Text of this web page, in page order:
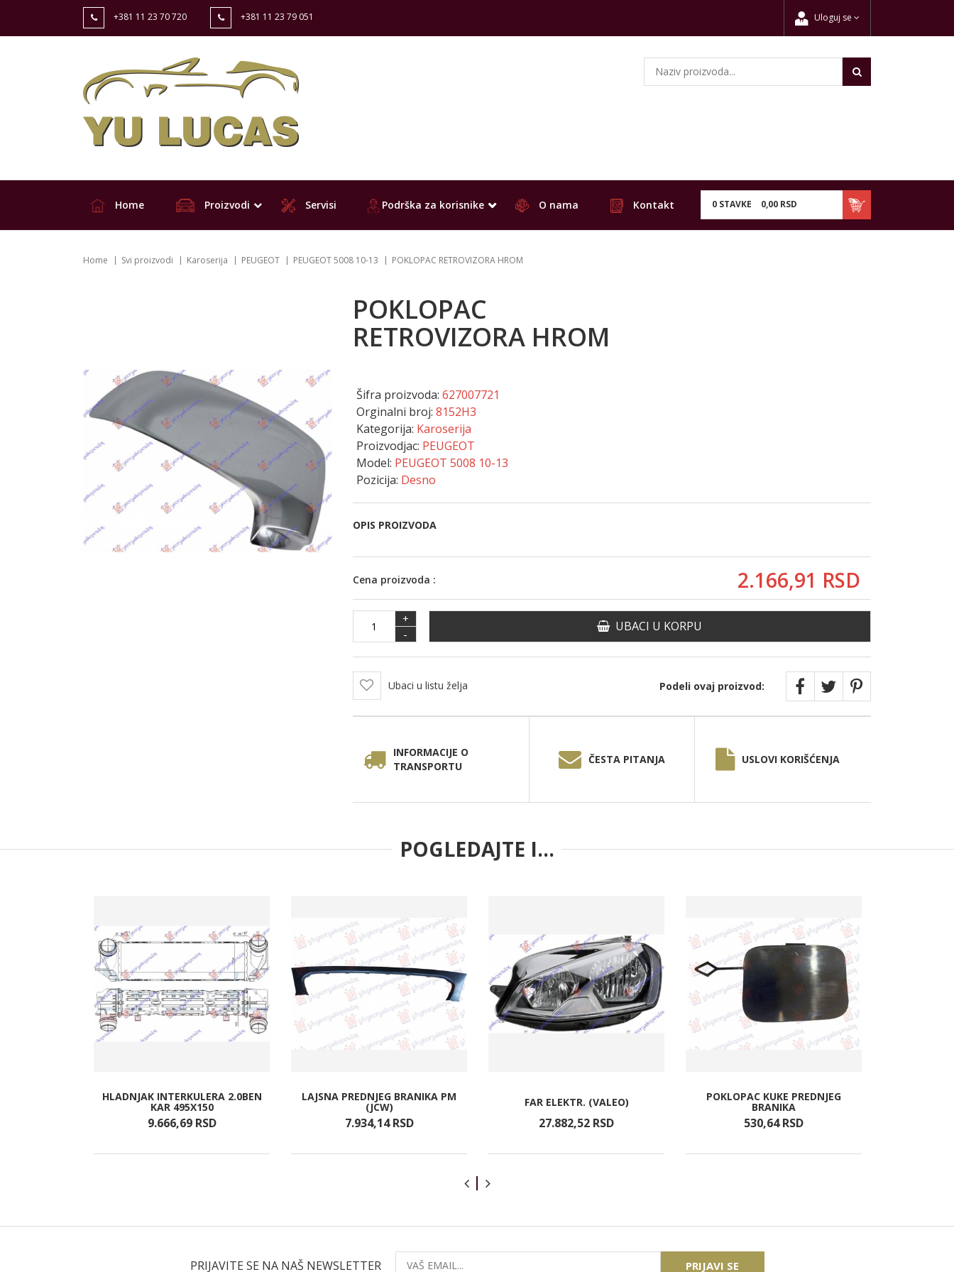
+381 11 23 70 720 +381 11 23 79 051 Uloguj se
0 STAVKE 0,00 RSD
Home Proizvodi Servisi Podrška za korisnike O nama Kontakt
Home Svi proizvodi Karoserija PEUGEOT PEUGEOT 5008 10-13 POKLOPAC RETROVIZORA HROM
POKLOPAC
RETROVIZORA HROM
Šifra proizvoda: 627007721
Orginalni broj: 8152H3
Kategorija: Karoserija
Proizvodjac: PEUGEOT
Model: PEUGEOT 5008 10-13
Pozicija: Desno
OPIS PROIZVODA
Cena proizvoda : 2.166,91 RSD
+
-
UBACI U KORPU
Ubaci u listu želja Podeli ovaj proizvod:
INFORMACIJE O
TRANSPORTU
ČESTA PITANJA USLOVI KORIŠĆENJA
POGLEDAJTE I...
HLADNJAK INTERKULERA 2.0BEN
KAR 495X150
9.666,69 RSD
LAJSNA PREDNJEG BRANIKA PM
(JCW)
7.934,14 RSD
FAR ELEKTR. (VALEO)
27.882,52 RSD
POKLOPAC KUKE PREDNJEG
BRANIKA
530,64 RSD
PRIJAVITE SE NA NAŠ NEWSLETTER PRIJAVI SE